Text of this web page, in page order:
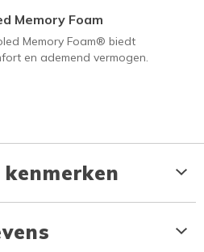
Memory Foam
Memory Foam® biedt
en ademend vermogen.